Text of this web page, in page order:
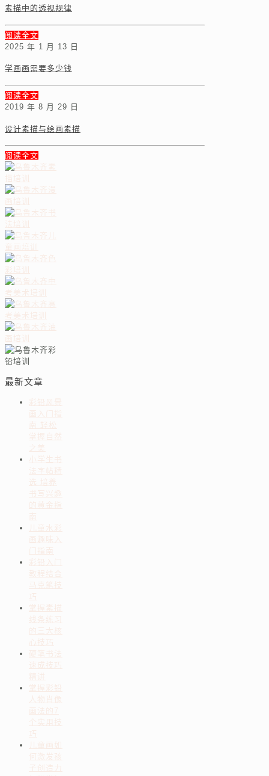
素描中的透视规律
阅读全文
2025 年 1 月 13 日
学画画需要多少钱
阅读全文
2019 年 8 月 29 日
设计素描与绘画素描
阅读全文
最新文章
彩铅风景
画入门指
南 轻松
掌握自然
之美
小学生书
法字帖精
选 培养
书写兴趣
的黄金指
南
儿童水彩
画趣味入
门指南
彩铅入门
教程结合
马克笔技
巧
掌握素描
线条练习
的三大核
心技巧
硬笔书法
速成技巧
精讲
掌握彩铅
人物肖像
画法的7
个实用技
巧
儿童画如
何激发孩
子创造力